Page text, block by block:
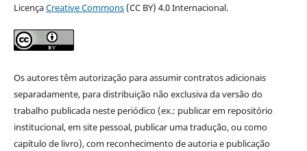
LicençaCreative Commons(CC BY) 4.0 Internacional.
Os autores têm autorização para assumir contratos adicionais
separadamente, para distribuição não exclusiva da versão do
trabalho publicada neste periódico (ex.: publicar em repositório
institucional, em site pessoal, publicar uma tradução, ou como
capítulo de livro), com reconhecimento de autoria e publicação